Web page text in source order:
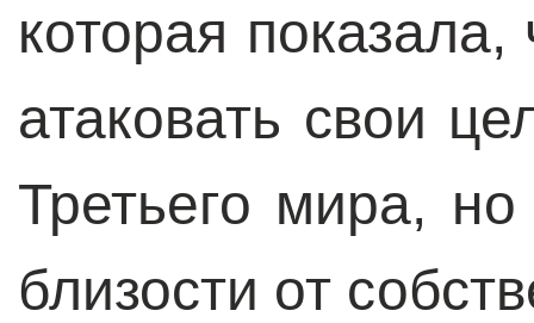
которая
атаковать свои
Третьего мира,
близости от